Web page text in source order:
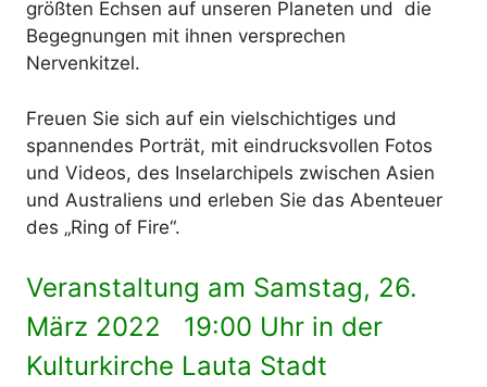
größten Echsen auf unseren Planeten und die
Begegnungen mit ihnen versprechen
Nervenkitzel.
Freuen Sie sich auf ein vielschichtiges und
spannendes Porträt, mit eindrucksvollen Fotos
und Videos, des Inselarchipels zwischen Asien
und Australiens und erleben Sie das Abenteuer
des „Ring of Fire“.
Veranstaltung am Samstag, 26.
März 2022 19:00 Uhr in der
Kulturkirche Lauta Stadt